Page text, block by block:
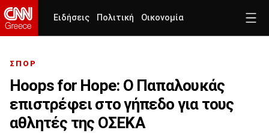
Ειδήσεις Πολιτική Οικονομία
ΣΠΟΡ
Ηοοps for Hope: Ο Παπαλουκάς
επιστρέφει στο γήπεδο για τους
αθλητές της ΟΣΕΚΑ